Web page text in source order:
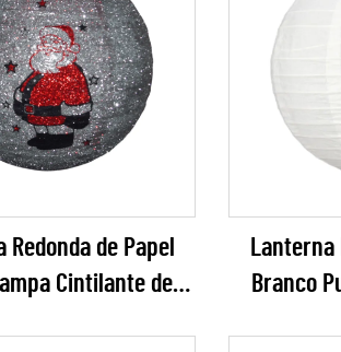
Redonda de Papel
Cintilante de
Lanterna
Branco